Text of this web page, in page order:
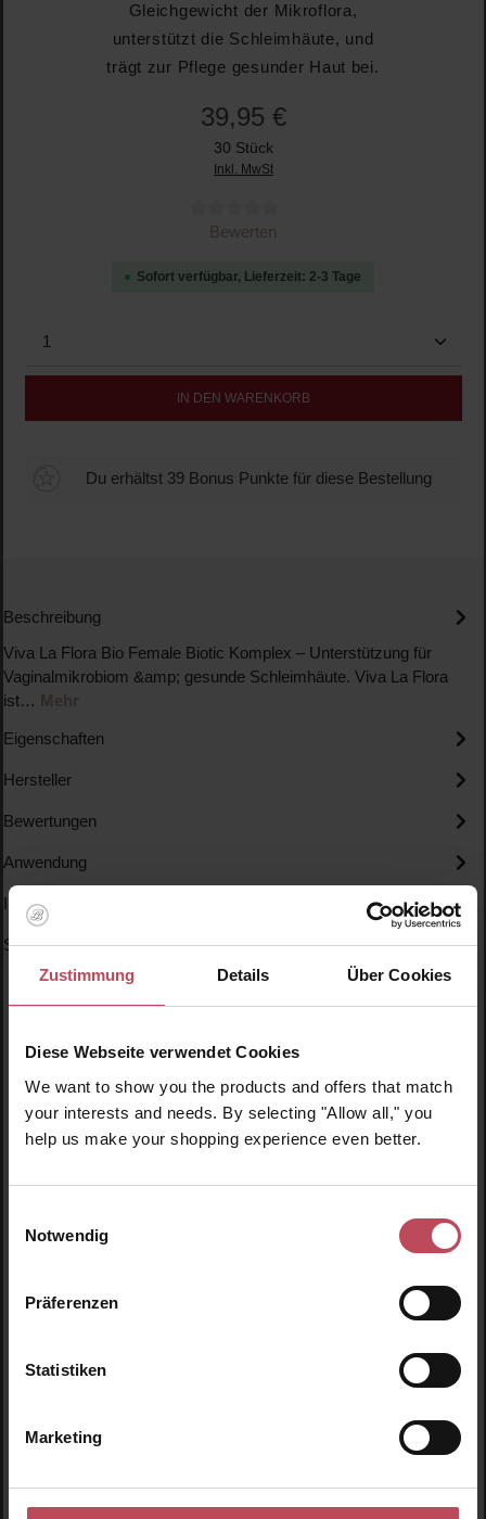
Zustimmung Details Über Cookies
Diese Webseite verwendet Cookies
We want to show you the products and offers that match
your interests and needs. By selecting "Allow all," you
help us make your shopping experience even better.
Notwendig
Präferenzen
Statistiken
Marketing
Gleichgewicht der Mikroflora,
unterstützt die Schleimhäute, und
trägt zur Pflege gesunder Haut bei.
39,95 €
30 Stück
Inkl. MwSt
Durchschnittliche Bewertung von 0 von 5 Sternen
Bewerten
Sofort verfügbar, Lieferzeit: 2-3 Tage
Produkt Anzahl: Gib den gewünschten Wert ein
IN DEN WARENKORB
Du erhältst 39 Bonus Punkte für diese Bestellung
Beschreibung
Viva La Flora Bio Female Biotic Komplex – Unterstützung für
Vaginalmikrobiom &amp; gesunde Schleimhäute. Viva La Flora
ist… Mehr
Eigenschaften
Hersteller
Bewertungen
Anwendung
Inhaltsstoffe
Specials
Produktgalerie überspringen
Ähnliche Produkte